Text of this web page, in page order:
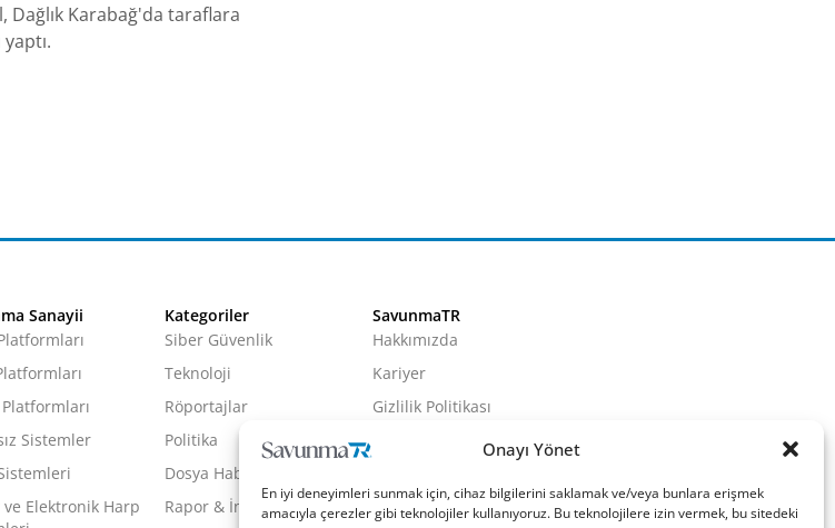
Onayı Yönet
En iyi deneyimleri sunmak için, cihaz bilgilerini saklamak ve/veya bunlara erişmek
amacıyla çerezler gibi teknolojiler kullanıyoruz. Bu teknolojilere izin vermek, bu sitedeki
Dağlık Karabağ'da taraflara
Sanayii
Sistemler
ve Elektronik Harp
Kategoriler
Siber Güvenlik
Teknoloji
Röportajlar
Politika
Dosya Haber
Rapor & İnfografik
SavunmaTR
Hakkımızda
Kariyer
Gizlilik Politikası